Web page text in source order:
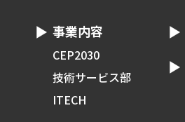
事業内容
CEP2030
技術サービス部
ITECH